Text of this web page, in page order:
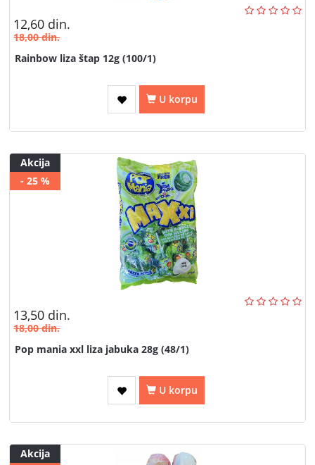
12,60 din.
18,00din.
Rainbow liza štap 12g (100/1)
U korpu
Akcija
- 25 %
13,50 din.
18,00din.
Pop mania xxl liza jabuka 28g (48/1)
U korpu
Akcija